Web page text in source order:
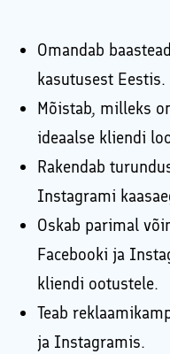
Omandab
kasutusest Eestis.
Mõistab, milleks
ideaalse kliendi
Rakendab
Instagrami
Oskab parimal
Facebooki ja
kliendi ootustele.
Teab
ja Instagramis.